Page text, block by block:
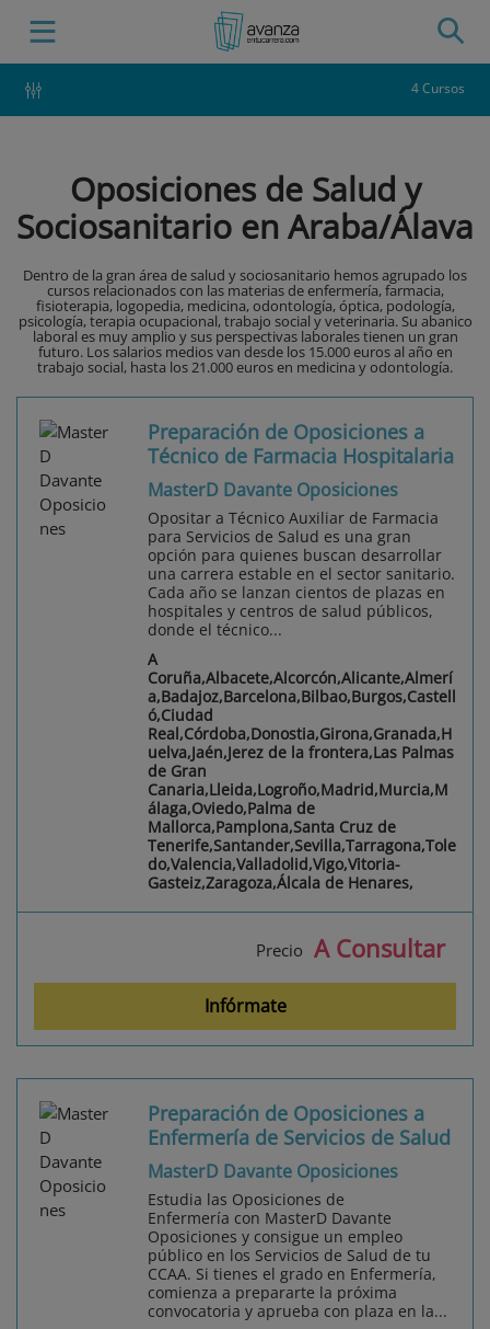
4 Cursos
Oposiciones de Salud y
Sociosanitario en Araba/Álava
Dentro de la gran área de salud y sociosanitario hemos agrupado los
cursos relacionados con las materias de enfermería, farmacia,
fisioterapia, logopedia, medicina, odontología, óptica, podología,
psicología, terapia ocupacional, trabajo social y veterinaria. Su abanico
laboral es muy amplio y sus perspectivas laborales tienen un gran
futuro. Los salarios medios van desde los 15.000 euros al año en
trabajo social, hasta los 21.000 euros en medicina y odontología.
Preparación de Oposiciones a
Técnico de Farmacia Hospitalaria
MasterD Davante Oposiciones
Opositar a Técnico Auxiliar de Farmacia
para Servicios de Salud es una gran
opción para quienes buscan desarrollar
una carrera estable en el sector sanitario.
Cada año se lanzan cientos de plazas en
hospitales y centros de salud públicos,
donde el técnico...
A
Coruña,Albacete,Alcorcón,Alicante,Almerí
a,Badajoz,Barcelona,Bilbao,Burgos,Castell
ó,Ciudad
Real,Córdoba,Donostia,Girona,Granada,H
uelva,Jaén,Jerez de la frontera,Las Palmas
de Gran
Canaria,Lleida,Logroño,Madrid,Murcia,M
álaga,Oviedo,Palma de
Mallorca,Pamplona,Santa Cruz de
Tenerife,Santander,Sevilla,Tarragona,Tole
do,Valencia,Valladolid,Vigo,Vitoria-
Gasteiz,Zaragoza,Álcala de Henares,
Precio A Consultar
Infórmate
Preparación de Oposiciones a
Enfermería de Servicios de Salud
MasterD Davante Oposiciones
Estudia las Oposiciones de
Enfermería con MasterD Davante
Oposiciones y consigue un empleo
público en los Servicios de Salud de tu
CCAA. Si tienes el grado en Enfermería,
comienza a prepararte la próxima
convocatoria y aprueba con plaza en la...